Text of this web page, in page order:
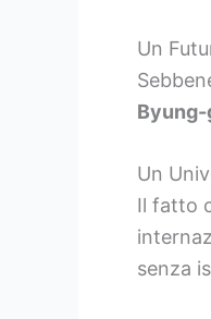
Un
Byung-
Un
Il fatto
senza